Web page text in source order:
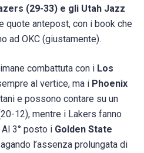
(29-33) e gli Utah Jazz
quote antepost, con i book che
ad OKC (giustamente).
combattuta con i Los
al vertice, ma i Phoenix
e possono contare su un
12), mentre i Lakers fanno
3° posto i Golden State
l’assenza prolungata di